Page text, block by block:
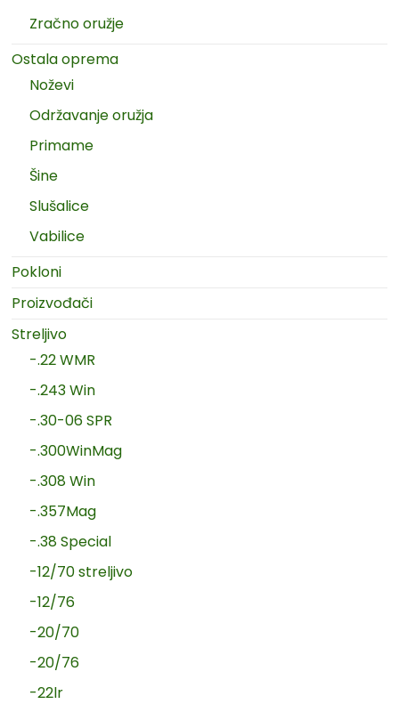
Zračno oružje
Ostala oprema
Noževi
Održavanje oružja
Primame
Šine
Slušalice
Vabilice
Pokloni
Proizvođači
Streljivo
-.22 WMR
-.243 Win
-.30-06 SPR
-.300WinMag
-.308 Win
-.357Mag
-.38 Special
-12/70 streljivo
-12/76
-20/70
-20/76
-22lr